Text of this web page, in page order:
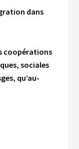
dans
coopérations
sociales
qu’au-